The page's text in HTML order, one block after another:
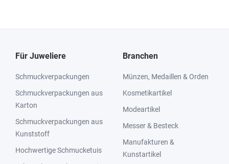
Für Juweliere
Schmuckverpackungen
Schmuckverpackungen aus
Karton
Schmuckverpackungen aus
Kunststoff
Hochwertige Schmucketuis
Branchen
Münzen, Medaillen & Orden
Kosmetikartikel
Modeartikel
Messer & Besteck
Manufakturen &
Kunstartikel